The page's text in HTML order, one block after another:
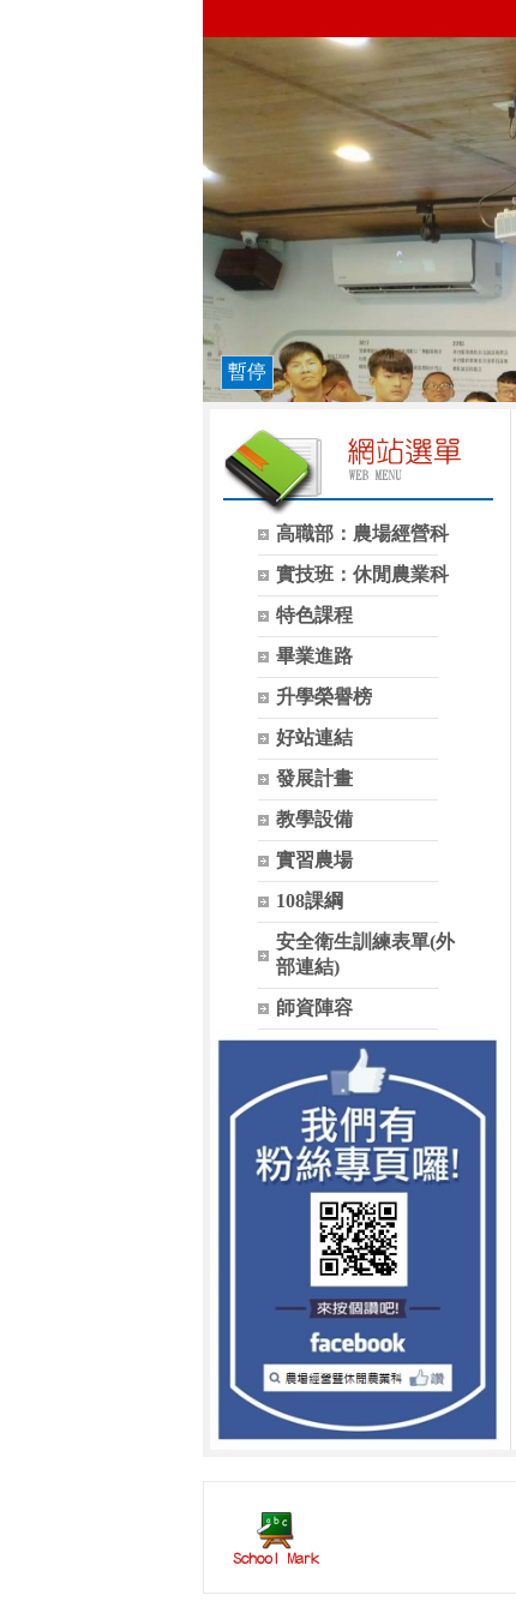
暫停
高職部：農場經營科
實技班：休閒農業科
特色課程
畢業進路
升學榮譽榜
好站連結
發展計畫
教學設備
實習農場
108課綱
安全衛生訓練表單(外
部連結)
師資陣容